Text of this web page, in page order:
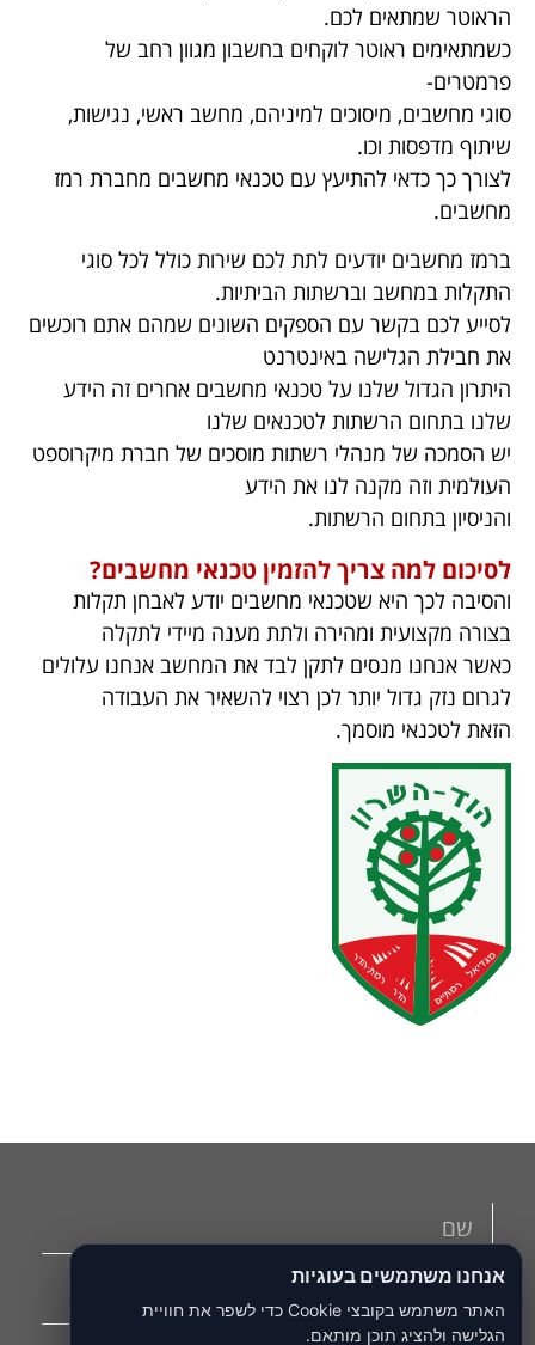
הראוטר שמתאים לכם.
כשמתאימים ראוטר לוקחים בחשבון מגוון רחב של
פרמטרים-
סוגי מחשבים, מיסוכים למיניהם, מחשב ראשי, נגישות,
שיתוף מדפסות וכו.
לצורך כך כדאי להתיעץ עם טכנאי מחשבים מחברת רמז
מחשבים.
ברמז מחשבים יודעים לתת לכם שירות כולל לכל סוגי
התקלות במחשב וברשתות הביתיות.
לסייע לכם בקשר עם הספקים השונים שמהם אתם רוכשים
את חבילת הגלישה באינטרנט
היתרון הגדול שלנו על טכנאי מחשבים אחרים זה הידע
שלנו בתחום הרשתות לטכנאים שלנו
יש הסמכה של מנהלי רשתות מוסכים של חברת מיקרוספט
העולמית וזה מקנה לנו את הידע
והניסיון בתחום הרשתות.
לסיכום למה צריך להזמין טכנאי מחשבים?
והסיבה לכך היא שטכנאי מחשבים יודע לאבחן תקלות
בצורה מקצועית ומהירה ולתת מענה מיידי לתקלה
כאשר אנחנו מנסים לתקן לבד את המחשב אנחנו עלולים
לגרום נזק גדול יותר לכן רצוי להשאיר את העבודה
הזאת לטכנאי מוסמך.
אנחנו משתמשים בעוגיות
האתר משתמש בקובצי Cookie כדי לשפר את חוויית
הגלישה ולהציג תוכן מותאם.